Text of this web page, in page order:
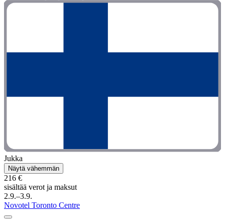
Jukka
Näytä vähemmän
216 €
sisältää verot ja maksut
2.9.–3.9.
Novotel Toronto Centre